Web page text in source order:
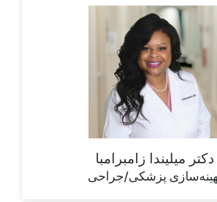
دکتر میلیندا زامبرامبا
پزشکی/جراحی